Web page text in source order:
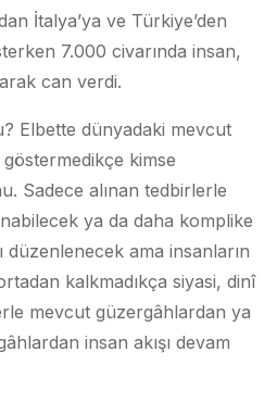
İtalya’ya ve Türkiye’den
7.000 civarında insan,
can verdi.
Elbette dünyadaki mevcut
kimse
Sadece alınan tedbirlerle
ya da daha komplike
ama insanların
kalkmadıkça siyasi, dinî
mevcut güzergâhlardan ya
insan akışı devam